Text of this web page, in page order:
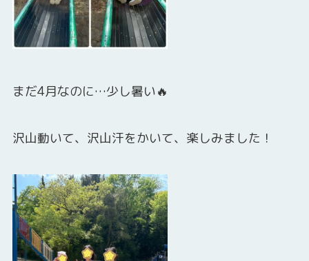
まだ4月なのに…少し暑い🔥
沢山動いて、沢山汗をかいて、楽しみました！